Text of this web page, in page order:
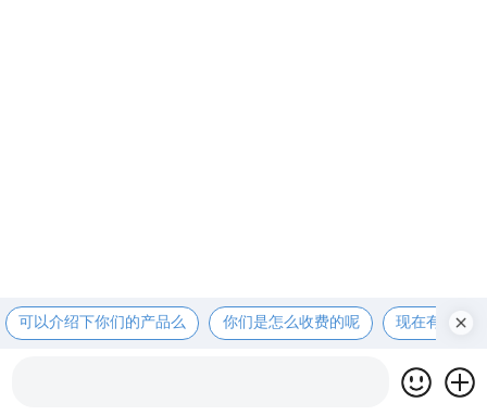
可以介绍下你们的产品么 你们是怎么收费的呢 现在有优惠